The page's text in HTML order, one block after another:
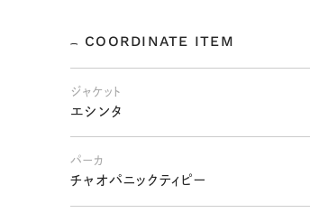
COORDINATE ITEM
ジャケット
エシンタ
パーカ
チャオパニックティピー